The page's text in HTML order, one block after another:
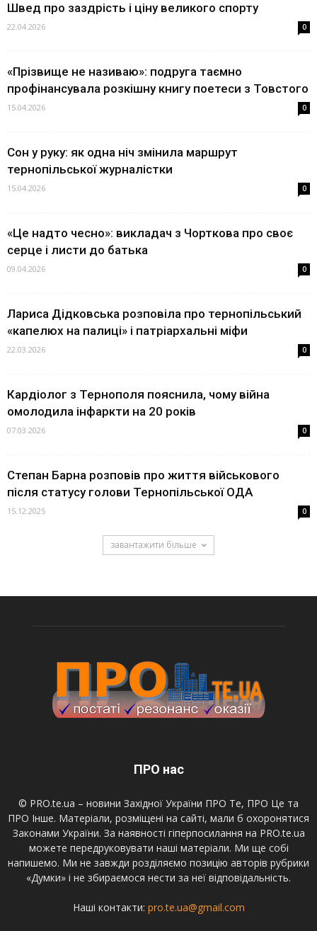
Швед про заздрість і ціну великого спорту
22.04.2026 0
«Прізвище не називаю»: подруга таємно
профінансувала розкішну книгу поетеси з Товстого
15.04.2026 0
Сон у руку: як одна ніч змінила маршрут
тернопільської журналістки
15.04.2026 0
«Це надто чесно»: викладач з Чорткова про своє
серце і листи до батька
09.04.2026 0
Лариса Дідковська розповіла про тернопільський
«капелюх на палиці» і патріархальні міфи
22.03.2026 0
Кардіолог з Тернополя пояснила, чому війна
омолодила інфаркти на 20 років
07.03.2026 0
Степан Барна розповів про життя військового
після статусу голови Тернопільської ОДА
15.12.2025 0
завантажити більше
ПРО нас
© PRO.te.ua – новини Західної України ПРО Те, ПРО Це та
ПРО Інше. Матеріали, розміщені на сайті, мали б охоронятися
Законами України. За наявності гіперпосилання на PRO.te.ua
можете передруковувати наші матеріали. Ми ще собі
напишемо. Ми не завжди розділяємо позицію авторів рубрики
«Думки» і не збираємося нести за неї відповідальність.
Наші контакти: pro.te.ua@gmail.com